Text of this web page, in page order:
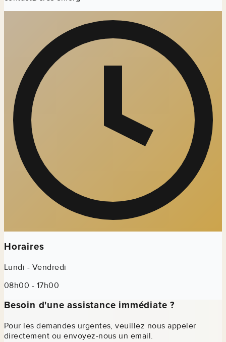
Horaires
Lundi - Vendredi
08h00 - 17h00
Besoin d'une assistance immédiate ?
Pour les demandes urgentes, veuillez nous appeler
directement ou envoyez-nous un email.